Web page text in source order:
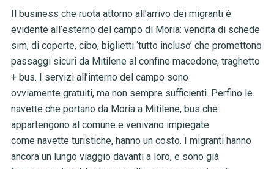
Il business che ruota attorno all’arrivo dei migranti è
evidente all’esterno del campo di Moria: vendita di schede
sim, di coperte, cibo, biglietti ‘tutto incluso’ che promettono
passaggi sicuri da Mitilene al confine macedone, traghetto
+ bus. I servizi all’interno del campo sono
ovviamente gratuiti, ma non sempre sufficienti. Perfino le
navette che portano da Moria a Mitilene, bus che
appartengono al comune e venivano impiegate
come navette turistiche, hanno un costo. I migranti hanno
ancora un lungo viaggio davanti a loro, e sono già